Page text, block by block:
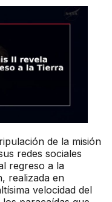
de la misión
redes sociales
regreso a la
realizada en
velocidad del